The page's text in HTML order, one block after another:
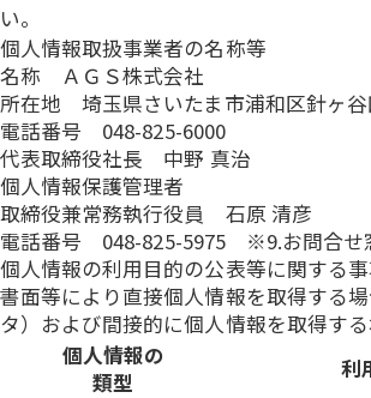
い。
個人情報取扱事業者の名称等
名称 ＡＧＳ株式会社
所在地 埼玉県さいたま市浦和区針ヶ谷
電話番号 048-825-6000
代表取締役社長 中野 真治
個人情報保護管理者
取締役兼常務執行役員 石原 清彦
電話番号 048-825-5975 ※9.お問合せ
個人情報の利用目的の公表等に関する
書面等により直接個人情報を取得する
タ）および間接的に個人情報を取得す
個人情報の
類型
利